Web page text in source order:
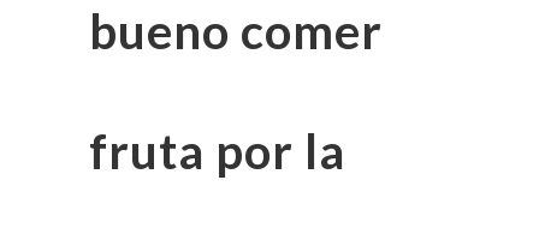
bueno comer
fruta por la